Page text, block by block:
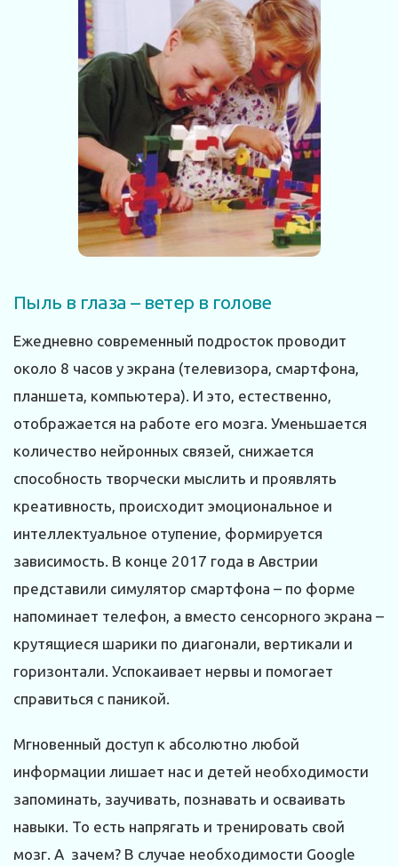
Пыль в глаза – ветер в голове
Ежедневно современный подросток проводит
около 8 часов у экрана (телевизора, смартфона,
планшета, компьютера). И это, естественно,
отображается на работе его мозга. Уменьшается
количество нейронных связей, снижается
способность творчески мыслить и проявлять
креативность, происходит эмоциональное и
интеллектуальное отупение, формируется
зависимость. В конце 2017 года в Австрии
представили симулятор смартфона – по форме
напоминает телефон, а вместо сенсорного экрана –
крутящиеся шарики по диагонали, вертикали и
горизонтали. Успокаивает нервы и помогает
справиться с паникой.
Мгновенный доступ к абсолютно любой
информации лишает нас и детей необходимости
запоминать, заучивать, познавать и осваивать
навыки. То есть напрягать и тренировать свой
мозг. А зачем? В случае необходимости Google